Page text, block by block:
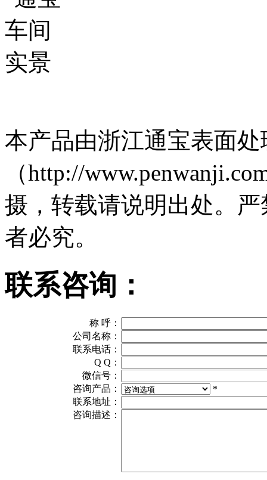
本产品由浙江通宝表面
（http://
摄，转载请说明出处。
者必究。
联系咨询：
称 呼：
公司名称：
联系电话：
Q Q：
微信号：
咨询产品：
*
联系地址：
咨询描述：